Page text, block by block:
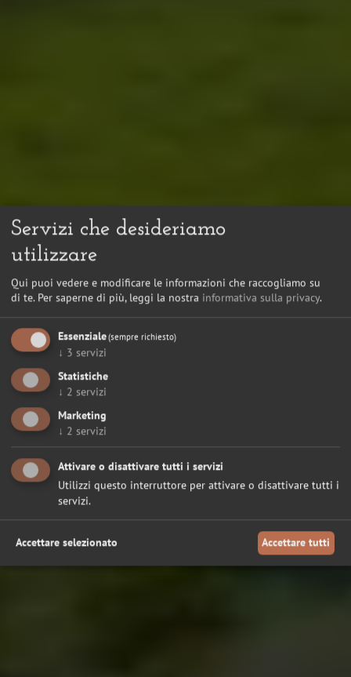
Servizi che desideriamo
utilizzare
Qui puoi vedere e modificare le informazioni che raccogliamo su
di te. Per saperne di più, leggi la nostra informativa sulla privacy.
Essenziale(sempre richiesto)
↓ 3 servizi
Statistiche
↓ 2 servizi
Marketing
↓ 2 servizi
Attivare o disattivare tutti i servizi
Utilizzi questo interruttore per attivare o disattivare tutti i
servizi.
Accettare selezionato Accettare tutti